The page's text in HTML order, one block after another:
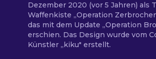
Dezember 2020 (vor 5 Jahren) als
Waffenkiste „Operation
das mit dem Update „Operation
erschien. Das Design wurde vom
Künstler „kiku" erstellt.